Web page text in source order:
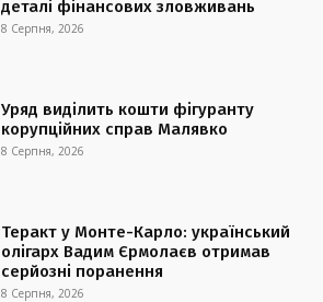
деталі фінансових зловживань
8 Серпня, 2026
Уряд виділить кошти фігуранту
корупційних справ Малявко
8 Серпня, 2026
Теракт у Монте-Карло: український
олігарх Вадим Єрмолаєв отримав
серйозні поранення
8 Серпня, 2026